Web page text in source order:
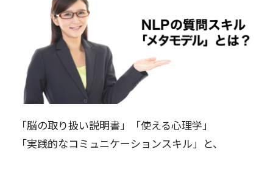
「脳の取り扱い説明書」「使える心理学」
「実践的なコミュニケーションスキル」と、